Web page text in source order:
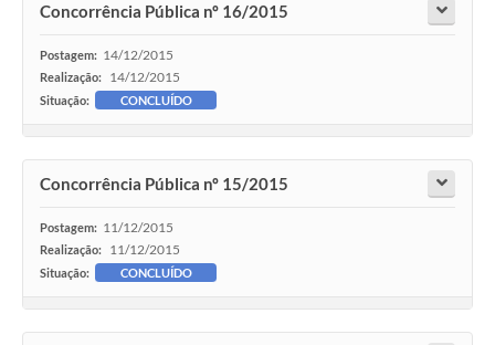
Concorrência Pública nº 16/2015
Postagem: 14/12/2015
Realização: 14/12/2015
Situação: CONCLUÍDO
Concorrência Pública nº 15/2015
Postagem: 11/12/2015
Realização: 11/12/2015
Situação: CONCLUÍDO